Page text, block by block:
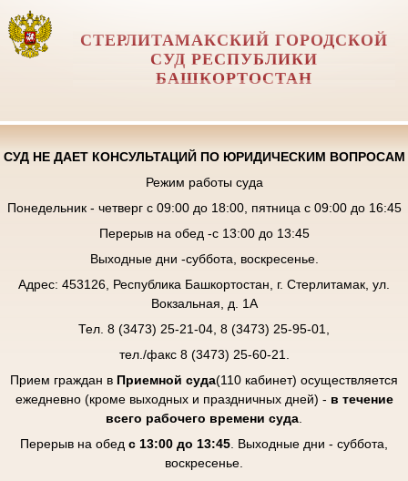
СТЕРЛИТАМАКСКИЙ ГОРОДСКОЙ
СУД РЕСПУБЛИКИ
БАШКОРТОСТАН
СУД НЕ ДАЕТ КОНСУЛЬТАЦИЙ ПО ЮРИДИЧЕСКИМ ВОПРОСАМ
Режим работы суда
Понедельник - четверг с 09:00 до 18:00, пятница с 09:00 до 16:45
Перерыв на обед -с 13:00 до 13:45
Выходные дни -суббота, воскресенье.
Адрес: 453126, Республика Башкортостан, г. Стерлитамак, ул.
Вокзальная, д. 1А
Тел. 8 (3473) 25-21-04, 8 (3473) 25-95-01,
тел./факс 8 (3473) 25-60-21.
Прием граждан в Приемной суда(110 кабинет) осуществляется
ежедневно (кроме выходных и праздничных дней) - в течение
всего рабочего времени суда
Перерыв на обед с 13:00 до 13:45 . Выходные дни - суббота,
воскресенье.